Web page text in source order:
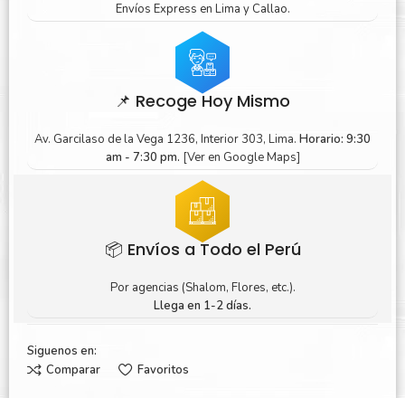
Envíos Express en Lima y Callao.
📌 Recoge Hoy Mismo
Av. Garcilaso de la Vega 1236, Interior 303, Lima. Horario: 9:30
am - 7:30 pm. [Ver en Google Maps]
📦 Envíos a Todo el Perú
Por agencias (Shalom, Flores, etc.).
Llega en 1-2 días.
Siguenos en:
Comparar
Favoritos